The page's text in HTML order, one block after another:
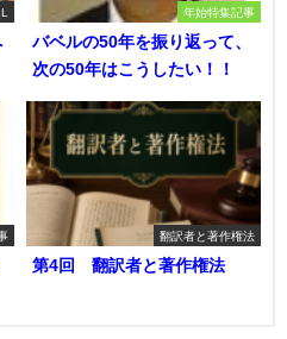
年始特集記事
バベルの50年を振り返って、
次の50年はこうしたい！！
翻訳者と著作権法
第4回 翻訳者と著作権法